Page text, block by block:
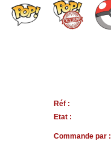
Réf :
Etat :
Commande par :